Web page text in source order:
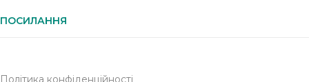
ПОСИЛАННЯ
Політика конфіденційності